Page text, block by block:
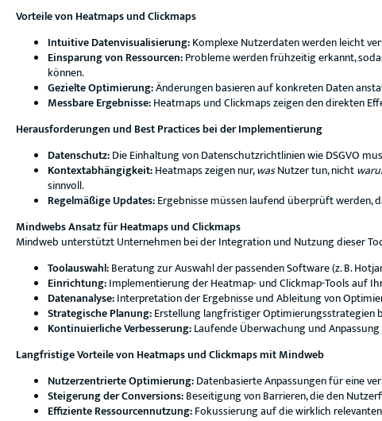
Vorteile von Heatmaps und Clickmaps
Intuitive Datenvisualisierung:Komplexe Nutzerdaten werden leicht
Einsparung von Ressourcen:Probleme werden frühzeitig erkannt,
können.
Gezielte Optimierung:Änderungen basieren auf konkreten Daten
Messbare Ergebnisse:Heatmaps und Clickmaps zeigen den direkten
Herausforderungen und Best Practices bei der Implementierung
Datenschutz:Die Einhaltung von Datenschutzrichtlinien wie DSGVO
Kontextabhängigkeit:Heatmaps zeigen nur,wasNutzer tun, nicht
sinnvoll.
Regelmäßige Updates:Ergebnisse müssen laufend überprüft werden,
Mindwebs Ansatz für Heatmaps und Clickmaps
Mindweb unterstützt Unternehmen bei der Integration und Nutzung dieser
Toolauswahl:Beratung zur Auswahl der passenden Software (z. B.
Einrichtung:Implementierung der Heatmap- und Clickmap-Tools auf
Datenanalyse:Interpretation der Ergebnisse und Ableitung von
Strategische Planung:Erstellung langfristiger Optimierungsstrategien
Kontinuierliche Verbesserung:Laufende Überwachung und
Langfristige Vorteile von Heatmaps und Clickmaps mit Mindweb
Nutzerzentrierte Optimierung:Datenbasierte Anpassungen für eine
Steigerung der Conversions:Beseitigung von Barrieren, die den
Effiziente Ressourcennutzung:Fokussierung auf die wirklich